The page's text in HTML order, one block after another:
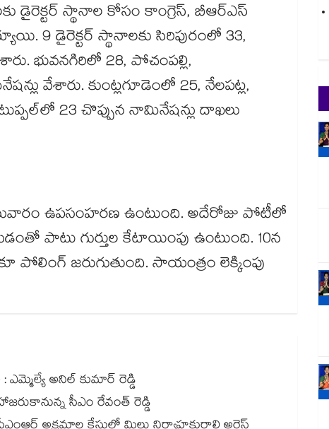
డైరెక్టర్​ స్థానాల కోసం కాంగ్రెస్​, బీఆర్​ఎస్​
9 డైరెక్టర్​ స్థానాలకు సిరిపురంలో 33,
భువనగిరిలో 28, పోచంపల్లి,
వేశారు. కుంట్లగూడెంలో 25, నేలపట్ల,
23 చొప్పున నామినేషన్లు దాఖలు
ఉపసంహరణ ఉంటుంది. అదేరోజు పోటీలో
పాటు గుర్తుల కేటాయింపు ఉంటుంది. 10న
జరుగుతుంది. సాయంత్రం లెక్కింపు
ఎమ్మెల్యే అనిల్ కుమార్ రెడ్డి
సీఎం రేవంత్ రెడ్డి